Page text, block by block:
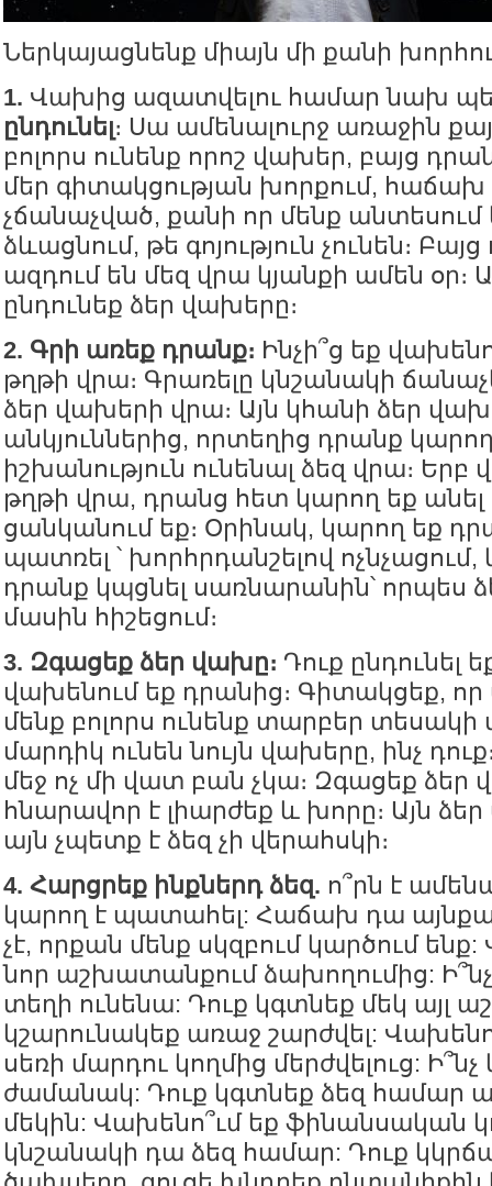
Ներկայացնենք միայն մի քանի
1. Վախից ազատվելու համար նախ
ընդունել։ Սա ամենալուրջ առաջին
բոլորս ունենք որոշ վախեր, բայց
մեր գիտակցության խորքում,
չճանաչված, քանի որ մենք անտեսում
ձևացնում, թե գոյություն չունեն։
ազդում են մեզ վրա կյանքի ամեն օր։
ընդունեք ձեր վախերը։
2. Գրի առեք դրանք։ Ինչի՞ց եք
թղթի վրա։ Գրառելը կնշանակի
ձեր վախերի վրա։ Այն կհանի ձեր
անկյուններից, որտեղից դրանք
իշխանություն ունենալ ձեզ վրա։
թղթի վրա, դրանց հետ կարող եք անել
ցանկանում եք։ Օրինակ, կարող եք
պատռել ՝ խորհրդանշելով
դրանք կպցնել սառնարանին՝ որպես
մասին հիշեցում։
3. Զգացեք ձեր վախը։ Դուք ընդունել
վախենում եք դրանից։ Գիտակցեք, որ
մենք բոլորս ունենք տարբեր
մարդիկ ունեն նույն վախերը, ինչ
մեջ ոչ մի վատ բան չկա։ Զգացեք ձեր
հնարավոր է լիարժեք և խորը։ Այն ձեր
այն չպետք է ձեզ չի վերահսկի։
4. Հարցրեք ինքներդ ձեզ. ո՞րն է
կարող է պատահել: Հաճախ դա
չէ, որքան մենք սկզբում կարծում
նոր աշխատանքում ձախողումից:
տեղի ունենա: Դուք կգտնեք մեկ այլ
կշարունակեք առաջ շարժվել:
սեռի մարդու կողմից մերժվելուց: Ի՞նչ
ժամանակ: Դուք կգտնեք ձեզ համար
մեկին: Վախենո՞ւմ եք ֆինանսական
կնշանակի դա ձեզ համար: Դուք